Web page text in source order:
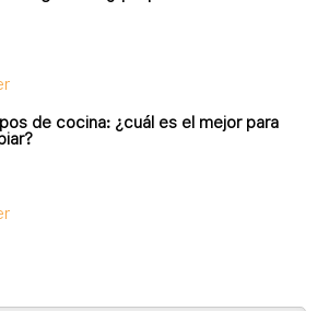
de cocina: ¿cuál es el mejor para